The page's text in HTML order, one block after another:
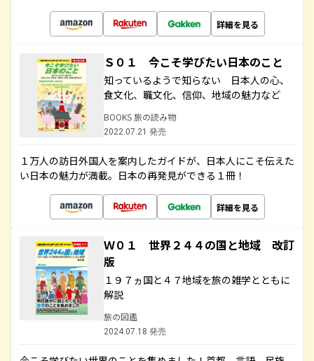
詳細を見る
Ｓ０１ 今こそ学びたい日本のこと
知っているようで知らない 日本人の心、
食文化、職文化、信仰、地域の魅力など
BOOKS 旅の読み物
2022.07.21 発売
１万人の訪日外国人を案内したガイドが、日本人にこそ伝えた
い日本の魅力が満載。日本の再発見ができる１冊！
詳細を見る
Ｗ０１ 世界２４４の国と地域 改訂
版
１９７ヵ国と４７地域を旅の雑学とともに
解説
旅の図鑑
2024.07.18 発売